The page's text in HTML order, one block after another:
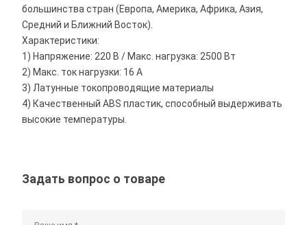
большинства стран (Европа, Америка, Африка, Азия,
Средний и Ближний Восток).
Характеристики:
1) Напряжение: 220 В / Макс. нагрузка: 2500 Вт
2) Макс. ток нагрузки: 16 А
3) Латунные токопроводящие материалы
4) Качественный ABS пластик, способный выдерживать
высокие температуры.
Задать вопрос о товаре